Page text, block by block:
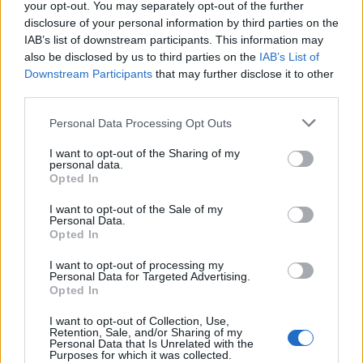
your opt-out. You may separately opt-out of the further
disclosure of your personal information by third parties on the
IAB’s list of downstream participants. This information may
also be disclosed by us to third parties on the IAB’s List of
Downstream Participants that may further disclose it to other
Personal Data Processing Opt Outs
I want to opt-out of the Sharing of my
personal data.
Opted In
I want to opt-out of the Sale of my
Personal Data.
Opted In
I want to opt-out of processing my
Personal Data for Targeted Advertising.
Opted In
I want to opt-out of Collection, Use,
Retention, Sale, and/or Sharing of my
Personal Data that Is Unrelated with the
Purposes for which it was collected.
FŐTÉR
A Román Rendőrség azt üzeni,
semmiképpen ne higgyenek a Román
Rendőrségnek – hírmix
További híreink: sziklát akart a Dunába robbantani a
hadsereg, egyelőre sikertelenül, az illetékes szerint
áramfogyasztásban.